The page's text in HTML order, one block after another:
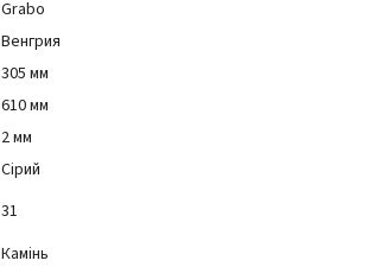
Grabo
Венгрия
305 мм
610 мм
2 мм
Сірий
31
Камінь